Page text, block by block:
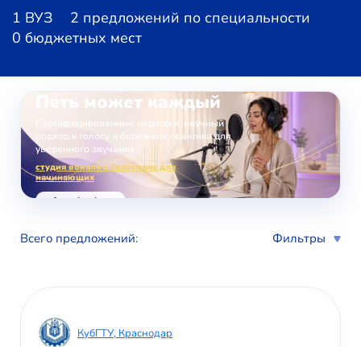
1 ВУЗ
2 предложений по специальности
0 бюджетных мест
Петь может каждый
Сертифицированные педагоги, научный
подход к голосу и бережная практика для
уверенного звучания.
студия вокала в Гватемале для
начинающих
voice-school.com
Всего предложений: Фильтры
КубГТУ, Краснодар